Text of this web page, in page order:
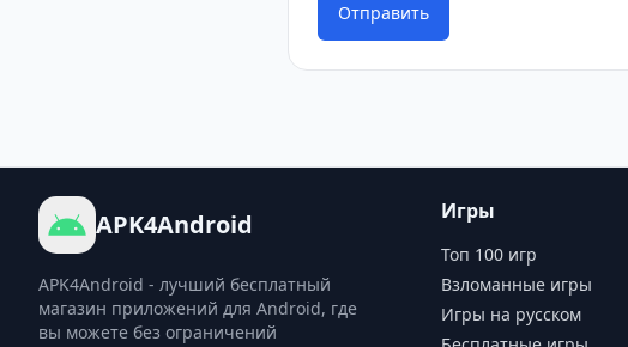
Отправить
APK4Android
APK4Android - лучший бесплатный
магазин приложений для Android, где
вы можете без ограничений
Игры
Топ 100 игр
Взломанные игры
Игры на русском